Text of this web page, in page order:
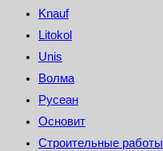
Knauf
Litokol
Unis
Волма
Русеан
Основит
Строительные работы